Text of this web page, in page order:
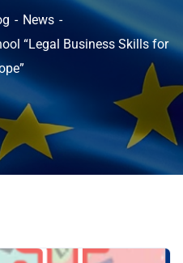
News
“Legal Business Skills for